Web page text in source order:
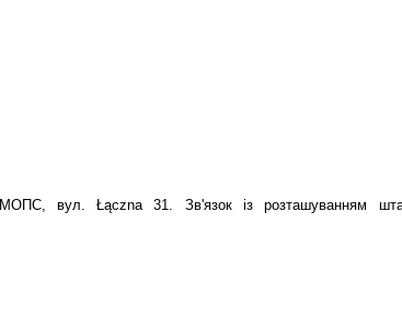
МОПС, вул. Łączna31. Зв'язок із розташуванням